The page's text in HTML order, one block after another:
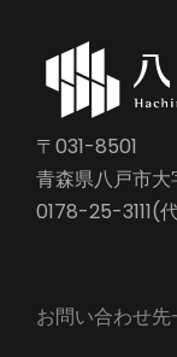
〒031-8501
青森県八戸市
0178-25-3111(
お問い合わせ先